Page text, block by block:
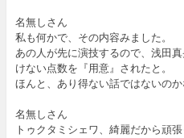
名無しさん
私も何かで、その内容みました。
あの人が先に演技するので、浅田
けない点数を『用意』されたと。
ほんと、あり得ない話ではないのか
名無しさん
トゥクタミシェワ、綺麗だから頑張